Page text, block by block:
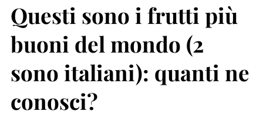
Questi sono i frutti più
buoni del mondo (2
sono italiani): quanti ne
conosci?